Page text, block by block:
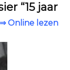
“15 jaar
⇒ Online lezen